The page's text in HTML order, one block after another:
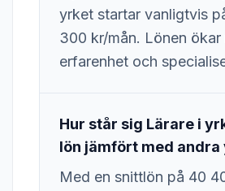
yrket startar vanligtvis
300 kr/mån. Lönen ökar
erfarenhet och
Hur står sig Lärare i
lön jämfört med andra
Med en snittlön på 40